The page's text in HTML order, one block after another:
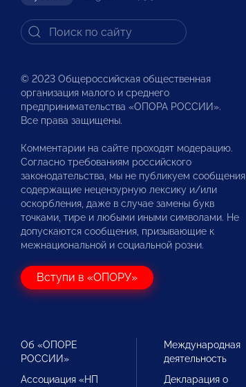
© 2023 Общероссийская общественная
организация малого и среднего
предпринимательства «ОПОРА РОССИИ».
Все права защищены.
Комментарии на сайте проходят модерацию.
Согласно требованиям российского
законодательства, мы не публикуем сообщения,
содержащие нецензурную лексику и/или
оскорбления, даже в случае замены букв
точками, тире и любыми иными символами. Не
допускаются сообщения, призывающие к
межнациональной и социальной розни.
Вступи в «ОПОРУ»
Об «ОПОРЕ
РОССИИ»
Ассоциация «НП
Международная
деятельность
Декларация о